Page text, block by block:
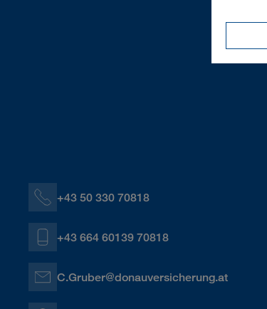
+43 50 330 70818
+43 664 60139 70818
C.Gruber@donauversicherung.at